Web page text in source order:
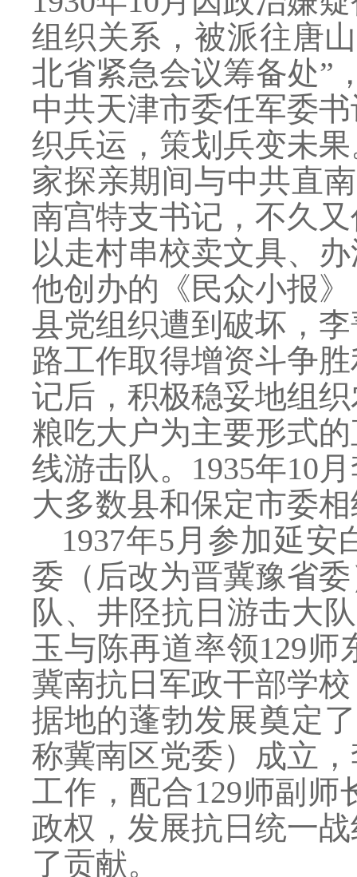
组织关系，被派往唐
北省紧急会议筹备处”
中共天津市委任军委
织兵运，策划兵变未
家探亲期间与中共直
南宫特支书记，不久
以走村串校卖文具、
他创办的《民众小报
县党组织遭到破坏，
路工作取得增资斗争
记后，积极稳妥地组
粮吃大户为主要形式
线游击队。1935年10
大多数县和保定市委
1937年5月参加延
委（后改为晋冀豫省
队、井陉抗日游击大
玉与陈再道率领129
冀南抗日军政干部学
据地的蓬勃发展奠定
称冀南区党委）成立
工作，配合129师副
政权，发展抗日统一
了贡献。